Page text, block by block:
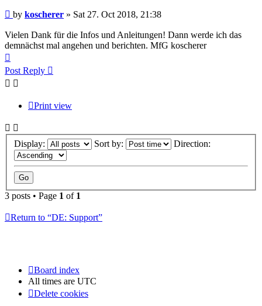
Post
by koscherer » Sat 27. Oct 2018, 21:38
Vielen Dank für die Infos und Anleitungen! Dann werde ich das
demnächst mal angehen und berichten. MfG koscherer
Post Reply
Print view
Display: Sort by: Direction:
3 posts • Page 1 of 1
Return to “DE: Support”
Board index
All times are UTC
Delete cookies